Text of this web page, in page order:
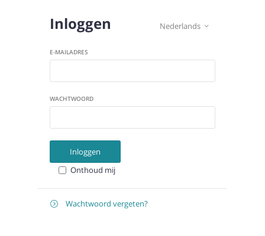
Nederlands 
Inloggen
E-MAILADRES
WACHTWOORD
Inloggen
Onthoud mij
 Wachtwoord vergeten?